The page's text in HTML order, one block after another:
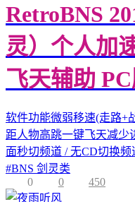
RetroBNS
灵）个人加
飞天辅助
软件功能微弱移速(走路+
距人物高跳一键飞天减少
面秒切频道 / 无CD切换频
#BNS 剑灵类
0
0 450